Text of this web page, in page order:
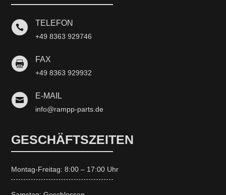
 TELEFON
+49 8363 929746
 FAX
+49 8363 929932
 E-MAIL
info@rampp-parts.de
GESCHÄFTSZEITEN
Montag-Freitag: 8:00 – 17:00 Uhr